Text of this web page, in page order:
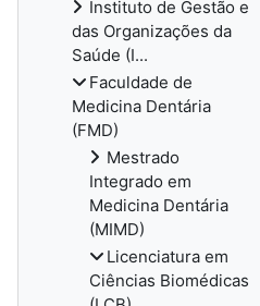
Instituto de Gestão e
das Organizações da
Saúde (I...
Faculdade de
Medicina Dentária
(FMD)
Mestrado
Integrado em
Medicina Dentária
(MIMD)
Licenciatura em
Ciências Biomédicas